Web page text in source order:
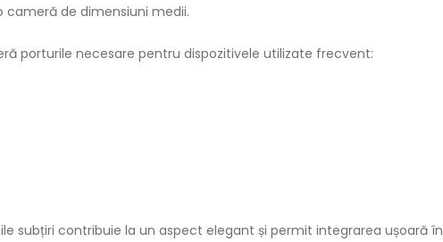
de dimensiuni medii.
porturile necesare pentru dispozitivele utilizate frecvent:
subțiri contribuie la un aspect elegant și permit integrarea ușoară în